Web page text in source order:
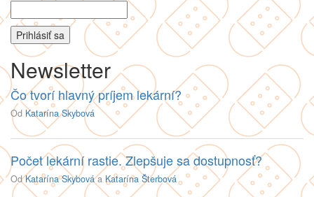
Newsletter
Čo tvorí hlavný príjem lekární?
Od Katarína Skybová
Počet lekární rastie. Zlepšuje sa dostupnosť?
OdKatarína Skybováa Katarína Šterbová